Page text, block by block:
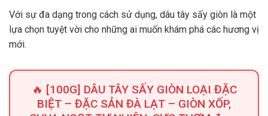
Với sự đa dạng trong cách sử dụng, dâu tây sấy giòn là một
lựa chọn tuyệt vời cho những ai muốn khám phá các hương vị
mới.
🔥 [100G] DÂU TÂY SẤY GIÒN LOẠI ĐẶC
BIỆT – ĐẶC SẢN ĐÀ LẠT – GIÒN XỐP,